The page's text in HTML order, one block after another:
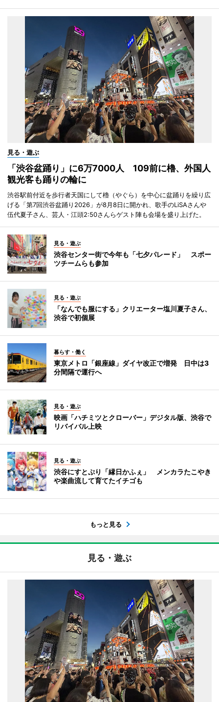
見る・遊ぶ
「渋谷盆踊り」に6万7000人 109前に櫓、外国人
観光客も踊りの輪に
渋谷駅前付近を歩行者天国にして櫓（やぐら）を中心に盆踊りを繰り広
げる「第7回渋谷盆踊り2026」が8月8日に開かれ、歌手のLiSAさんや
伍代夏子さん、芸人・江頭2:50さんらゲスト陣も会場を盛り上げた。
見る・遊ぶ
渋谷センター街で今年も「七夕パレード」 スポー
ツチームらも参加
見る・遊ぶ
「なんでも服にする」クリエーター塩川夏子さん、
渋谷で初個展
暮らす・働く
東京メトロ「銀座線」ダイヤ改正で増発 日中は3
分間隔で運行へ
見る・遊ぶ
映画「ハチミツとクローバー」デジタル版、渋谷で
リバイバル上映
見る・遊ぶ
渋谷にすとぷり「縁日かふぇ」 メンカラたこやき
や楽曲流して育てたイチゴも
もっと見る
見る・遊ぶ